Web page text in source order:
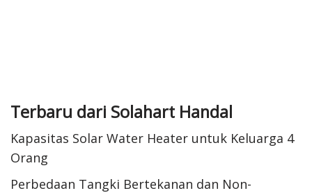
Terbaru dari Solahart Handal
Kapasitas Solar Water Heater untuk Keluarga 4
Orang
Perbedaan Tangki Bertekanan dan Non-